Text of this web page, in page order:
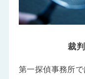
裁
第一探偵事務所